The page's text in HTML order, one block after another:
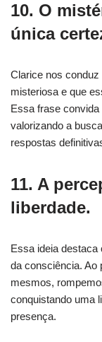
10. O
única
Clarice nos
misteriosa e que
Essa frase
valorizando a
respostas
11. A
liberdade.
Essa ideia destaca
da consciência. Ao
mesmos,
conquistando uma
presença.